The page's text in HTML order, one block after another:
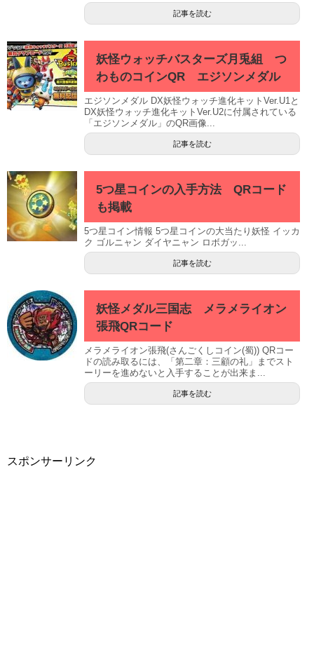
記事を読む
妖怪ウォッチバスターズ月兎組 つ
わものコインQR エジソンメダル
エジソンメダル DX妖怪ウォッチ進化キットVer.U1と
DX妖怪ウォッチ進化キットVer.U2に付属されている
「エジソンメダル」のQR画像...
記事を読む
5つ星コインの入手方法 QRコード
も掲載
5つ星コイン情報 5つ星コインの大当たり妖怪 イッカ
ク ゴルニャン ダイヤニャン ロボガッ...
記事を読む
妖怪メダル三国志 メラメライオン
張飛QRコード
メラメライオン張飛(さんごくしコイン(蜀)) QRコー
ドの読み取るには、「第二章：三顧の礼」までスト
ーリーを進めないと入手することが出来ま...
記事を読む
スポンサーリンク